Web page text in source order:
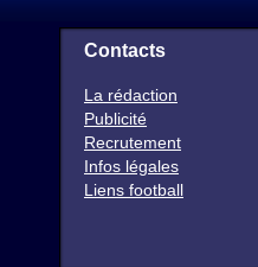
Contacts
La rédaction
Publicité
Recrutement
Infos légales
Liens football